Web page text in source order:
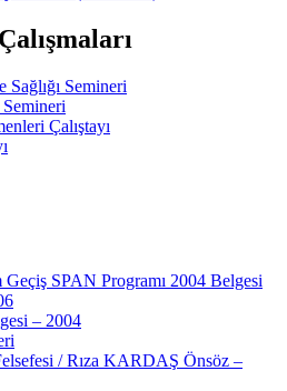
Semineri
Çalıştayı
Geçiş SPAN Programı 2004 Belgesi
– 2004
/ Rıza KARDAŞ Önsöz –